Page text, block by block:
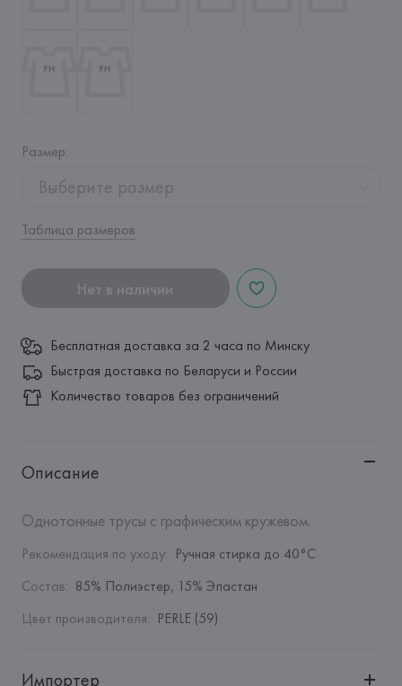
Размер:
Выберите размер
Таблица размеров
Нет в наличии
Бесплатная доставка за 2 часа по Минску
Быстрая доставка по Беларуси и России
Количество товаров без ограничений
Описание
Однотонные трусы с графическим кружевом.
Рекомендация по уходу: Ручная стирка до 40°C
Состав: 85% Полиэстер, 15% Эластан
Цвет производителя: PERLE (59)
Импортер